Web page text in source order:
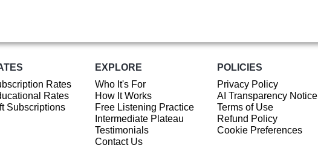
Rates
Rates
Subscriptions
EXPLORE
Who It's For
How It Works
Free Listening Practice
Intermediate Plateau
Testimonials
Contact Us
POLICIES
Privacy Policy
AI Transparency Notice
Terms of Use
Refund Policy
Cookie Preferences